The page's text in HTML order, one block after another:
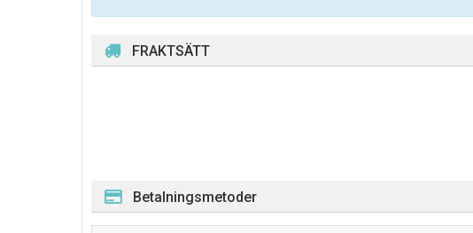
FRAKTSÄTT
Betalningsmetoder